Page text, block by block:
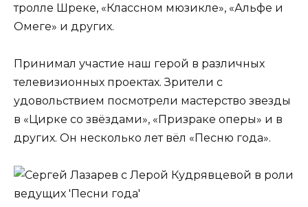
тролле Шреке, «Классном мюзикле», «Альфе и
Омеге» и других.
Принимал участие наш герой в различных
телевизионных проектах. Зрители с
удовольствием посмотрели мастерство звезды
в «Цирке со звёздами», «Призраке оперы» и в
других. Он несколько лет вёл «Песню года».